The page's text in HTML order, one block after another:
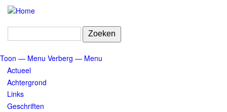
Overslaan
naar
gaan
Zoeken
Menu
Toon — Menu Verberg — Menu
Actueel
Achtergrond
Links
Geschriften